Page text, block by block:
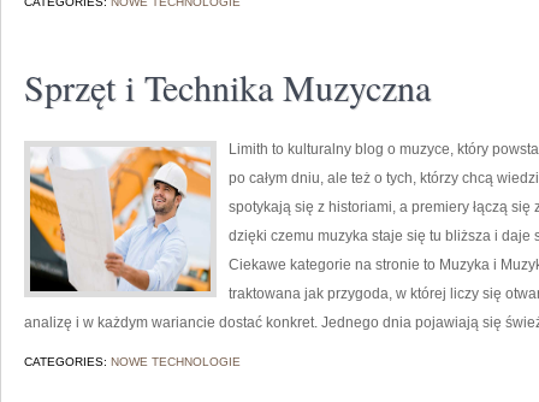
Sprzęt i Technika Muzyczna
Limith to kulturalny blog o muzyce, który
po całym dniu, ale też o tych, którzy chcą
spotykają się z historiami, a premiery łączą
dzięki czemu muzyka staje się tu bliższa i daje
Ciekawe kategorie na stronie to Muzyka i
traktowana jak przygoda, w której liczy się
analizę i w każdym wariancie dostać konkret. Jednego dnia pojawiają się
CATEGORIES: NOWE TECHNOLOGIE